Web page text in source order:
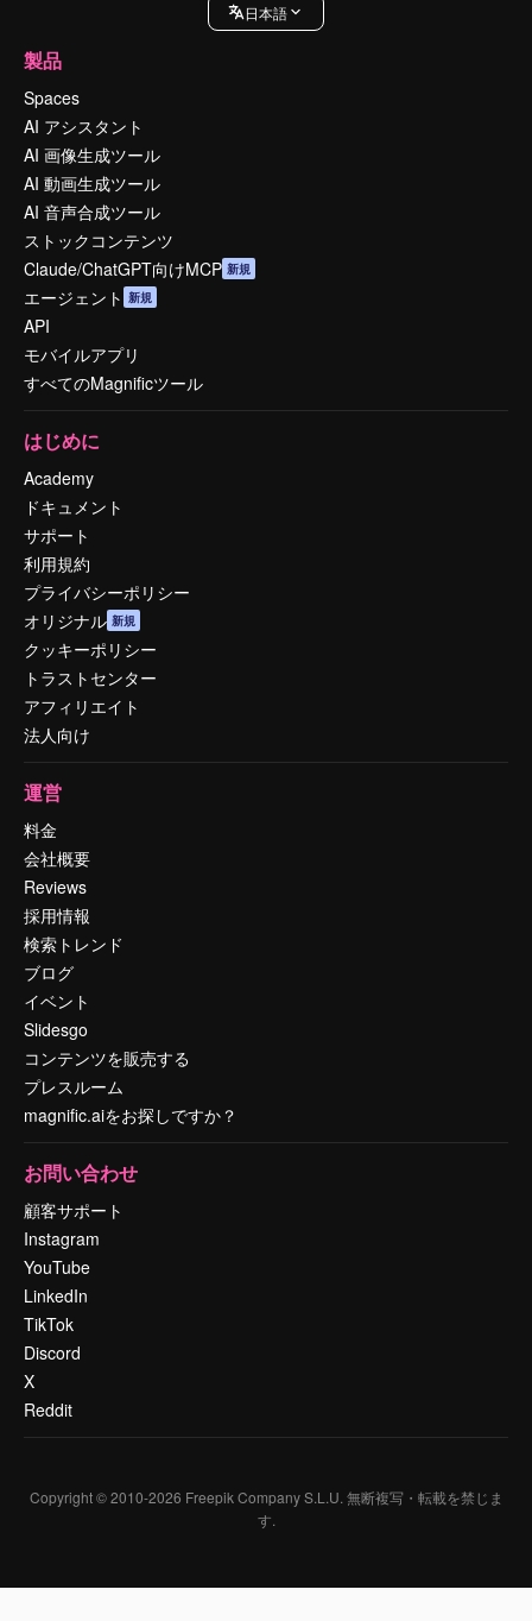
日本語
製品
Spaces
AI アシスタント
AI 画像生成ツール
AI 動画生成ツール
AI 音声合成ツール
ストックコンテンツ
Claude/ChatGPT向けMCP 新規
エージェント 新規
API
モバイルアプリ
すべてのMagnificツール
はじめに
Academy
ドキュメント
サポート
利用規約
プライバシーポリシー
オリジナル 新規
クッキーポリシー
トラストセンター
アフィリエイト
法人向け
運営
料金
会社概要
Reviews
採用情報
検索トレンド
ブログ
イベント
Slidesgo
コンテンツを販売する
プレスルーム
magnific.aiをお探しですか？
お問い合わせ
顧客サポート
Instagram
YouTube
LinkedIn
TikTok
Discord
X
Reddit
Copyright © 2010-2026 Freepik Company S.L.U. 無断複写・転載を禁じま
す.